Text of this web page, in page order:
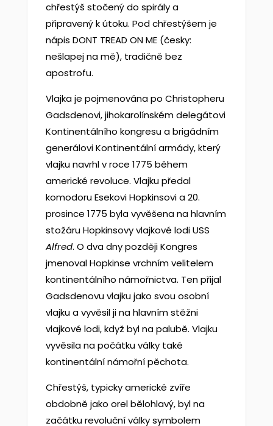
chřestýš stočený do spirály a
připravený k útoku. Pod chřestýšem je
nápis DONT TREAD ON ME (česky:
nešlapej na mě), tradičně bez
apostrofu.
Vlajka je pojmenována po Christopheru
Gadsdenovi, jihokarolínském delegátovi
Kontinentálního kongresu a brigádním
generálovi Kontinentální armády, který
vlajku navrhl v roce 1775 během
americké revoluce. Vlajku předal
komodoru Esekovi Hopkinsovi a 20.
prosince 1775 byla vyvěšena na hlavním
stožáru Hopkinsovy vlajkové lodi USS
Alfred. O dva dny později Kongres
jmenoval Hopkinse vrchním velitelem
kontinentálního námořnictva. Ten přijal
Gadsdenovu vlajku jako svou osobní
vlajku a vyvěsil ji na hlavním stěžni
vlajkové lodi, když byl na palubě. Vlajku
vyvěsila na počátku války také
kontinentální námořní pěchota.
Chřestýš, typicky americké zvíře
obdobně jako orel bělohlavý, byl na
začátku revoluční války symbolem